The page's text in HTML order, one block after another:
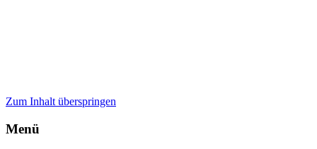
Zum Inhalt überspringen
Menü